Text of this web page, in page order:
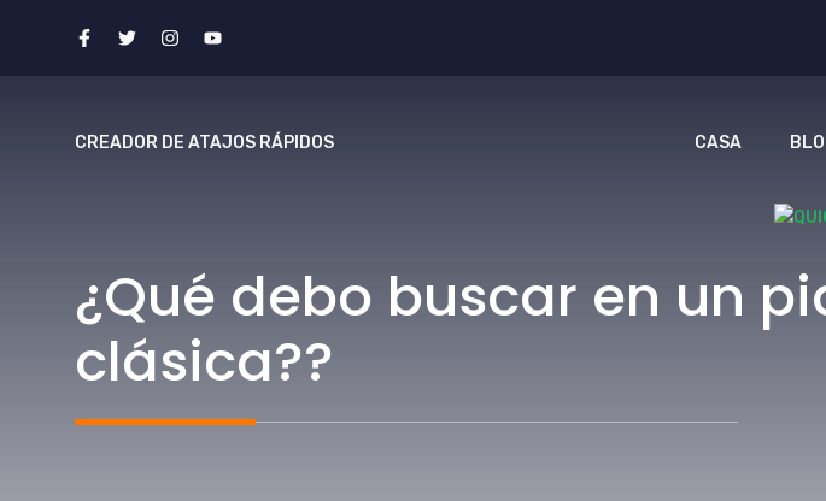
CREADOR DE ATAJOS RÁPIDOS CASA
¿Qué debo buscar en un
clásica??